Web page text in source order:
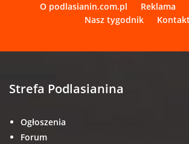
O podlasianin.com.pl Reklama
Nasz tygodnik
Strefa Podlasianina
Ogłoszenia
Forum